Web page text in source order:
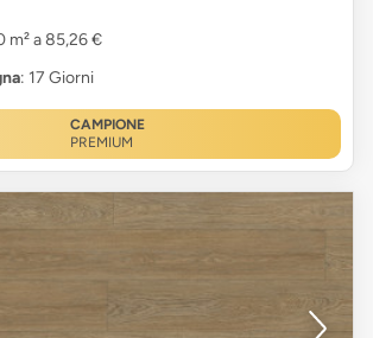
m² a 85,26 €
: 17 Giorni
CAMPIONE
PREMIUM